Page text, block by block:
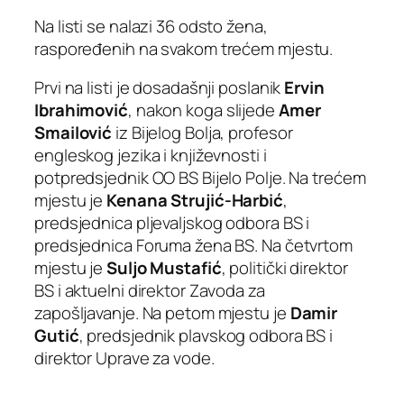
Na listi se nalazi 36 odsto žena,
raspoređenih na svakom trećem mjestu.
Prvi na listi je dosadašnji poslanikErvin
Ibrahimović, nakon koga slijedeAmer
Smailović iz Bijelog Bolja, profesor
engleskog jezika i književnosti i
potpredsjednik OO BS Bijelo Polje. Na trećem
mjestu je Kenana Strujić-Harbić,
predsjednica pljevaljskog odbora BS i
predsjednica Foruma žena BS. Na četvrtom
mjestu jeSuljo Mustafić, politički direktor
BS i aktuelni direktor Zavoda za
zapošljavanje. Na petom mjestu je Damir
Gutić, predsjednik plavskog odbora BS i
direktor Uprave za vode.